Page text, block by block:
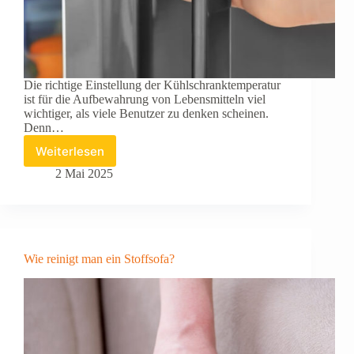
Die richtige Einstellung der Kühlschranktemperatur
ist für die Aufbewahrung von Lebensmitteln viel
wichtiger, als viele Benutzer zu denken scheinen.
Denn…
Weiterlesen
Die
Temperatur
2 Mai 2025
Wie reinigt man ein Stoffsofa?